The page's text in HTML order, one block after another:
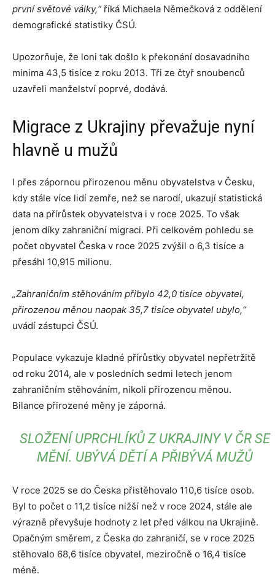
první světové války,“ říká Michaela Němečková z oddělení
demografické statistiky ČSÚ.
Upozorňuje, že loni tak došlo k překonání dosavadního
minima 43,5 tisíce z roku 2013. Tři ze čtyř snoubenců
uzavřeli manželství poprvé, dodává.
Migrace z Ukrajiny převažuje nyní
hlavně u mužů
I přes zápornou přirozenou měnu obyvatelstva v Česku,
kdy stále více lidí zemře, než se narodí, ukazují statistická
data na přírůstek obyvatelstva i v roce 2025. To však
jenom díky zahraniční migraci. Při celkovém pohledu se
počet obyvatel Česka v roce 2025 zvýšil o 6,3 tisíce a
přesáhl 10,915 milionu.
„Zahraničním stěhováním přibylo 42,0 tisíce obyvatel,
přirozenou měnou naopak 35,7 tisíce obyvatel ubylo,“
uvádí zástupci ČSÚ.
Populace vykazuje kladné přírůstky obyvatel nepřetržitě
od roku 2014, ale v posledních sedmi letech jenom
zahraničním stěhováním, nikoli přirozenou měnou.
Bilance přirozené měny je záporná.
SLOŽENÍ UPRCHLÍKŮ Z UKRAJINY V ČR SE
MĚNÍ. UBÝVÁ DĚTÍ A PŘIBÝVÁ MUŽŮ
V roce 2025 se do Česka přistěhovalo 110,6 tisíce osob.
Byl to počet o 11,2 tisíce nižší než v roce 2024, stále ale
výrazně převyšuje hodnoty z let před válkou na Ukrajině.
Opačným směrem, z Česka do zahraničí, se v roce 2025
stěhovalo 68,6 tisíce obyvatel, meziročně o 16,4 tisíce
méně.